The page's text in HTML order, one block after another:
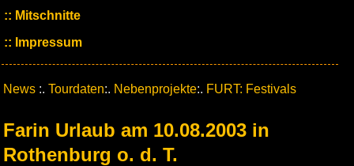
Mitschnitte
Impressum
News :. Tourdaten:. Nebenprojekte:. FURT: Festivals
Farin Urlaub am 10.08.2003 in
Rothenburg o. d. T.